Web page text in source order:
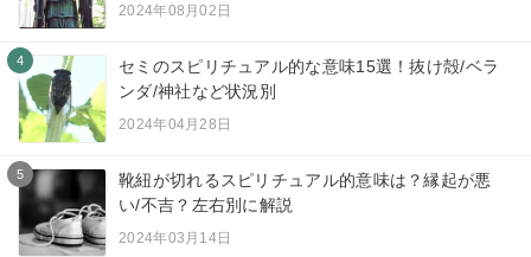
2024年08月02日
4
セミのスピリチュアル的な意味15選！抜け殻/ベラ
ンダ/神社など状況別
2024年04月28日
5
靴紐が切れるスピリチュアル的意味は？縁起が悪
い/不吉？左右別に解説
2024年03月14日